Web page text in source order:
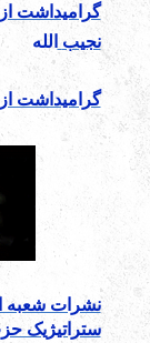
گرامیداشت
نجیب الله
گرامیداشت
ستراتیژیک